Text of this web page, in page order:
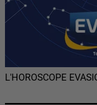
L'HOROSCOPE